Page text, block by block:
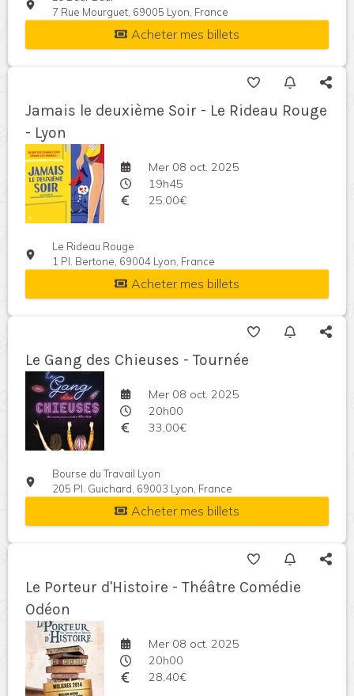
7 Rue Mourguet, 69005 Lyon, France
Acheter mes billets
Jamais le deuxième Soir - Le Rideau Rouge
- Lyon
Mer 08 oct. 2025
19h45
25,00€
Le Rideau Rouge
1 Pl. Bertone, 69004 Lyon, France
Acheter mes billets
Le Gang des Chieuses - Tournée
Mer 08 oct. 2025
20h00
33,00€
Bourse du Travail Lyon
205 Pl. Guichard, 69003 Lyon, France
Acheter mes billets
Le Porteur d'Histoire - Théâtre Comédie
Odéon
Mer 08 oct. 2025
20h00
28,40€